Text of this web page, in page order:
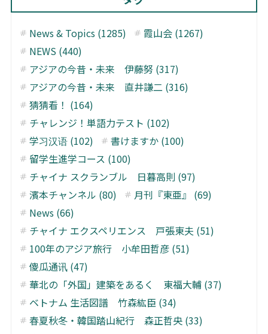
News & Topics (1285)
霞山会 (1267)
NEWS (440)
アジアの今昔・未来 伊藤努 (317)
アジアの今昔・未来 直井謙二 (316)
猜猜看！ (164)
チャレンジ！単語力テスト (102)
学习汉语 (102)
書けますか (100)
留学生進学コース (100)
チャイナ スクランブル 日暮高則 (97)
濱本チャンネル (80)
月刊『東亜』 (69)
News (66)
チャイナ エクスペリエンス 戸張東夫 (51)
100年のアジア旅行 小牟田哲彦 (51)
傻瓜通讯 (47)
華北の「外国」建築をあるく 東福大輔 (37)
ベトナム 生活図譜 竹森紘臣 (34)
春夏秋冬・韓国踏山紀行 森正哲央 (33)